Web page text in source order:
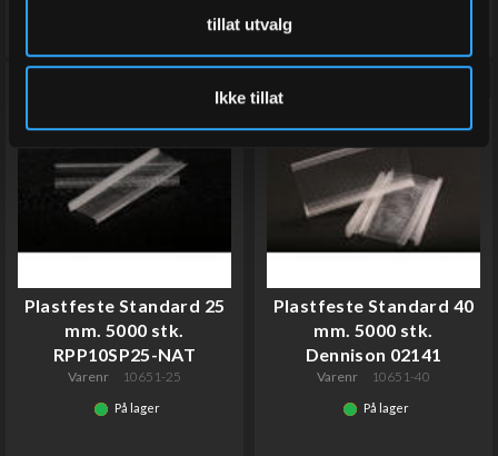
tillat utvalg
Ikke tillat
Plastfeste Standard 25
mm. 5000 stk.
RPP10SP25-NAT
Varenr 10651-25
På lager
Plastfeste Standard 40
mm. 5000 stk.
Dennison 02141
Varenr 10651-40
På lager